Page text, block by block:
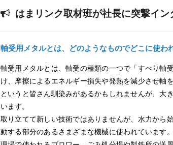
はまリンク取材班が社長に突撃イン
軸受用メタルとは、どのようなものでどこに使わ
軸受用メタルとは、軸受の種類の一つで「すべり軸
け、摩擦によるエネルギー損失や発熱を減少させ軸
というと皆さん馴染みがあるかもしれませんが、大
います。
取り立てて新しい技術ではありませんが、水力から
動する部分のあるさまざまな機械に使われています